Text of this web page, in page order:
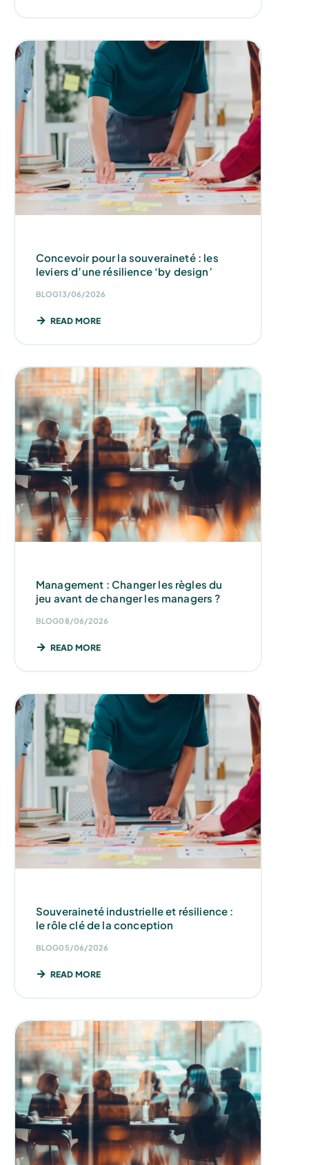
Concevoir pour la souveraineté : les
leviers d’une résilience ‘by design’
BLOG13/06/2026
READ MORE
Management : Changer les règles du
jeu avant de changer les managers ?
BLOG08/06/2026
READ MORE
Souveraineté industrielle et résilience :
le rôle clé de la conception
BLOG05/06/2026
READ MORE